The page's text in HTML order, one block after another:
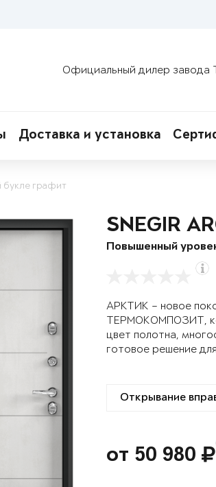
Официальный дилер завода
Доставка и установка
букле графит
SNEGIR
Повышенный
АРКТИК – новое
ТЕРМОКОМПОЗИТ,
цвет полотна,
готовое решение
от 50 980